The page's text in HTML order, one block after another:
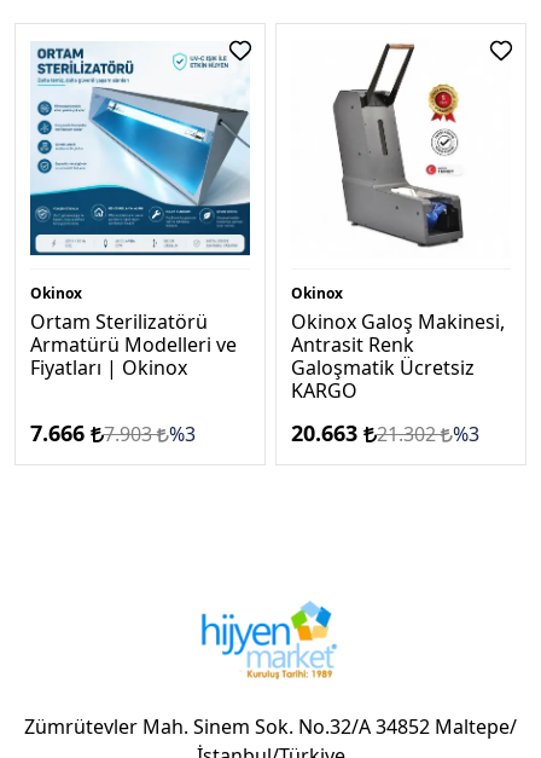
Okinox
Ortam Sterilizatörü
Armatürü Modelleri ve
Fiyatları | Okinox
7.666 7.903 %3
Okinox
Okinox Galoş Makinesi,
Antrasi̇t Renk
Galoşmatik Ücretsi̇z
KARGO
20.663 21.302 %3
Zümrütevler Mah. Sinem Sok. No.32/A 34852 Maltepe/